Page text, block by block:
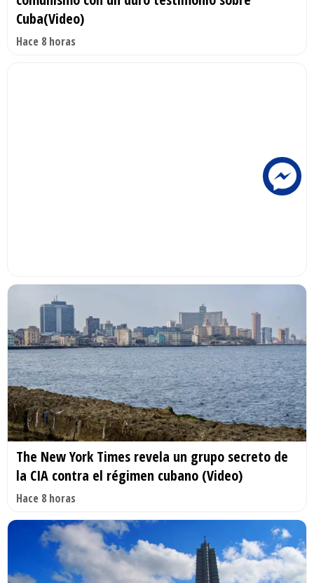
Cuba(Video)
Hace 8 horas
The New York Times revela un grupo secreto de
la CIA contra el régimen cubano (Video)
Hace 8 horas